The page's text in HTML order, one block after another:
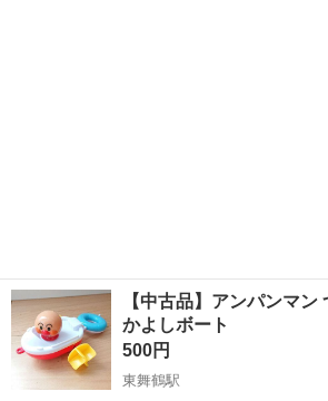
【中古品】アンパンマ
かよしボート
500円
東舞鶴駅